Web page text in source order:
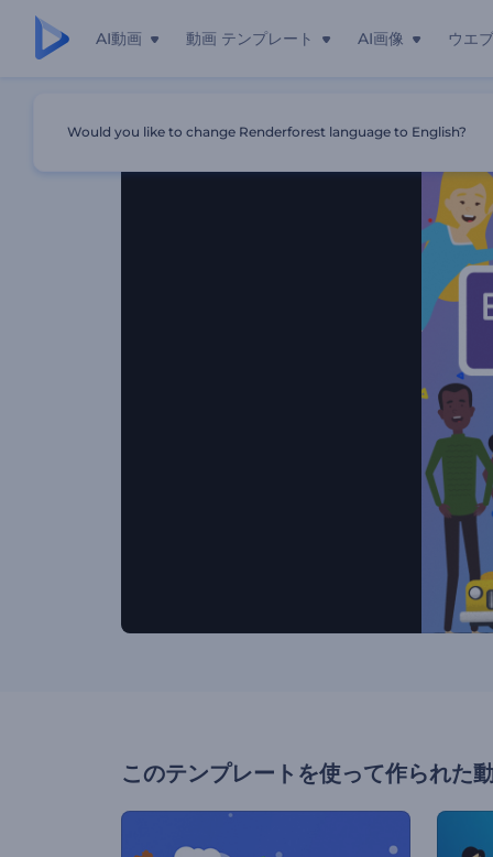
AI動画 動画 テンプレート AI画像 ウエ
このテンプレートを使って作られた
Would you like to change Renderforest language to English?